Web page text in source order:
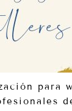
para